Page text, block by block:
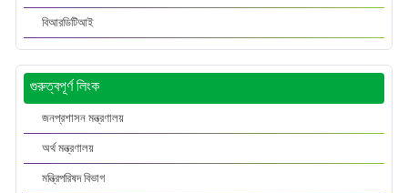
বিআরডিটিআই
গুরুত্বপূর্ণ লিংক
জনপ্রশাসন মন্ত্রণালয়
অর্থ মন্ত্রণালয়
মন্ত্রিপরিষদ বিভাগ